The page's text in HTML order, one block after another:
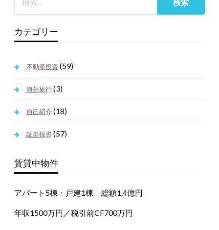
カテゴリー
不動産投資 (59)
海外旅行(3)
自己紹介 (18)
証券投資 (57)
賃貸中物件
アパート5棟・戸建1棟 総額1.4億円
年収1500万円／税引前CF700万円